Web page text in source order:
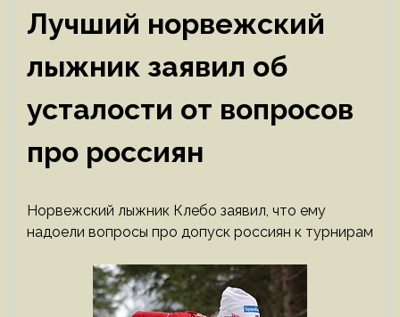
Лучший норвежский
лыжник заявил об
усталости от вопросов
про россиян
Норвежский лыжник Клебо заявил, что ему
надоели вопросы про допуск россиян к турнирам